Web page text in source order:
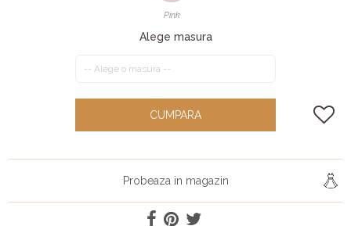
Pink
Alege masura
CUMPARA
Probeaza in magazin